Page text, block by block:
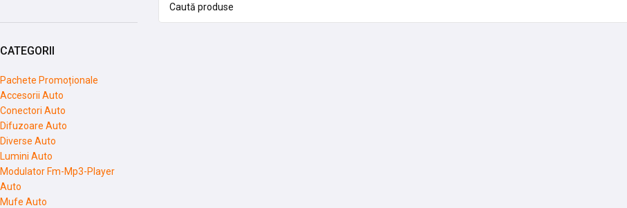
CATEGORII
Pachete Promoționale
Accesorii Auto
Conectori Auto
Difuzoare Auto
Diverse Auto
Lumini Auto
Modulator Fm-Mp3-Player
Auto
Mufe Auto